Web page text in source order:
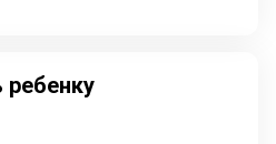
ребенку